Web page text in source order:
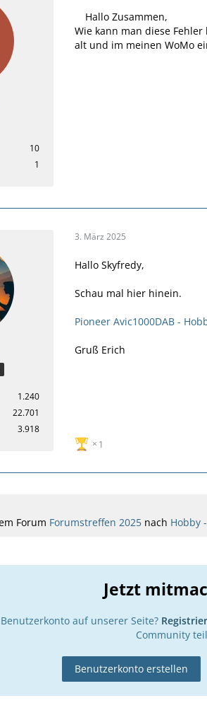
10
1
Hallo Zusammen,
Wie kann man diese Fehler
alt und im meinen WoMo
1.240
22.701
3.918
3. März 2025
Hallo Skyfredy,
Schau mal hier hinein.
Pioneer Avic1000DAB -
Gruß Erich
1
Forum Forumstreffen 2025 nach Hobby
Jetzt
auf unserer Seite?
Community
Benutzerkonto erstellen